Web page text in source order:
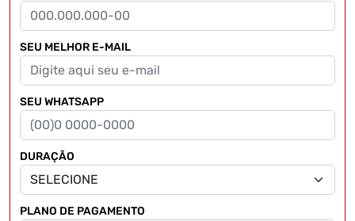
SEU MELHOR E-MAIL
SEU WHATSAPP
DURAÇÃO
PLANO DE PAGAMENTO